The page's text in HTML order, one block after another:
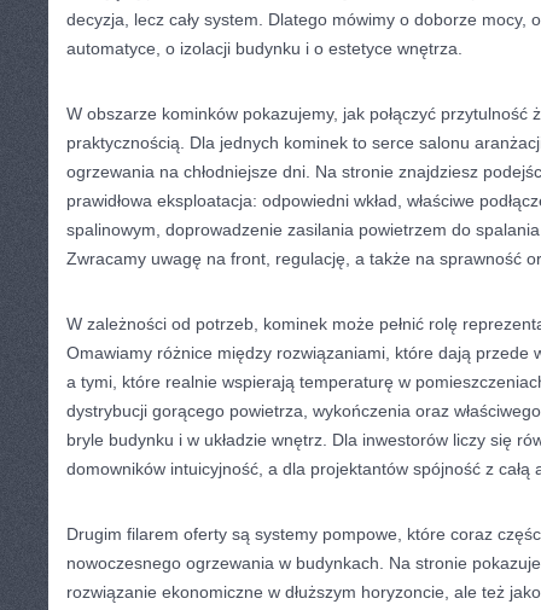
decyzja, lecz cały system. Dlatego mówimy o doborze mocy,
automatyce, o izolacji budynku i o estetyce wnętrza.
W obszarze kominków pokazujemy, jak połączyć przytulność
praktycznością. Dla jednych kominek to serce salonu
ogrzewania na chłodniejsze dni. Na stronie znajdziesz
prawidłowa eksploatacja: odpowiedni wkład, właściwe
spalinowym, doprowadzenie zasilania powietrzem do
Zwracamy uwagę na front, regulację, a także na sprawność
W zależności od potrzeb, kominek może pełnić rolę
Omawiamy różnice między rozwiązaniami, które dają przede
a tymi, które realnie wspierają temperaturę w
dystrybucji gorącego powietrza, wykończenia oraz
bryle budynku i w układzie wnętrz. Dla inwestorów liczy się
domowników intuicyjność, a dla projektantów spójność z całą
Drugim filarem oferty są systemy pompowe, które coraz
nowoczesnego ogrzewania w budynkach. Na stronie
rozwiązanie ekonomiczne w dłuższym horyzoncie, ale też